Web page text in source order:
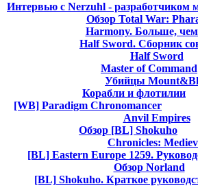
Интервью с Nerzuhl - разработчиком
Обзор Total War:
Harmony. Больше,
Half Sword. Сборник
Half Sword
Master of Command
Убийцы
Корабли и флотилии
[WB] Paradigm Chronomancer
Anvil Empires
Обзор [BL] Shokuho
Chronicles:
[BL] Eastern Europe 1259.
Обзор Norland
[BL] Shokuho. Краткое